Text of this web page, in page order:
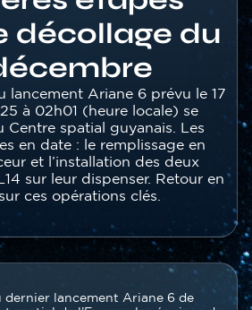
décollage du
lancement Ariane 6 prévu le 17
à 02h01 (heure locale) se
Centre spatial guyanais. Les
en date : le remplissage en
et l’installation des deux
sur leur dispenser. Retour en
ces opérations clés.
dernier lancement Ariane 6 de